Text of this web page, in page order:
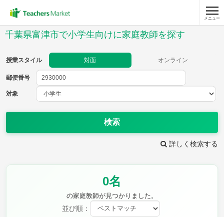
メニュー
千葉県富津市で小学生向けに家庭教師を探す
授業スタイル 対面 オンライン
郵便番号
対象
検索
詳しく検索する
0名
の家庭教師が見つかりました。
並び順：
郵便番号
教科
理科
保健・体育 図画工作 書写